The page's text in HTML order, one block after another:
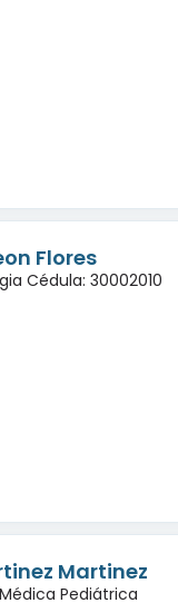
Flores
Cédula: 30002010
Martinez
Pediátrica